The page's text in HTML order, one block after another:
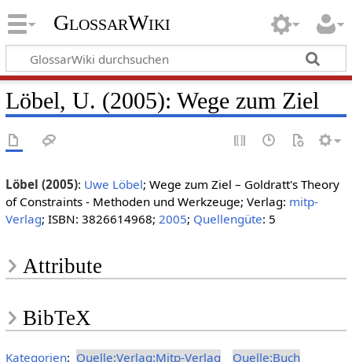
GlossarWiki
Löbel, U. (2005): Wege zum Ziel
Löbel (2005): Uwe Löbel; Wege zum Ziel – Goldratt's Theory
of Constraints - Methoden und Werkzeuge; Verlag: mitp-
Verlag; ISBN: 3826614968; 2005; Quellengüte: 5
Attribute
BibTeX
Kategorien: Quelle:Verlag:Mitp-Verlag
Quelle:Buch